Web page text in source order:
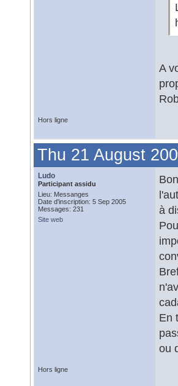
A
Hors ligne
Thu 21 August
Ludo
Participant assidu
Lieu: Messanges
Date d'inscription: 5 Sep 2005
Messages: 231
Site web
à
En
ou
Hors ligne